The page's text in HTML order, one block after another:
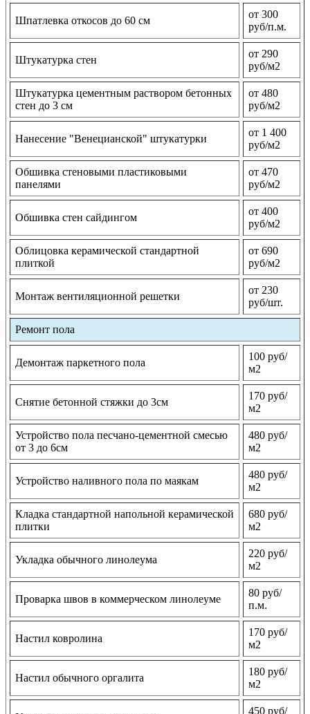
Шпатлевка откосов до 60 см
от 300
руб/п.м.
Штукатурка стен
от 290
руб/м2
Штукатурка цементным раствором бетонных
стен до 3 см
от 480
руб/м2
Нанесение "Венецианской" штукатурки
от 1 400
руб/м2
Обшивка стеновыми пластиковыми
панелями
от 470
руб/м2
Обшивка стен сайдингом
от 400
руб/м2
Облицовка керамической стандартной
плиткой
от 690
руб/м2
Монтаж вентиляционной решетки
от 230
руб/шт.
Ремонт пола
Демонтаж паркетного пола
100 руб/
м2
Снятие бетонной стяжки до 3см
170 руб/
м2
Устройство пола песчано-цементной смесью
от 3 до 6см
480 руб/
м2
Устройство наливного пола по маякам
480 руб/
м2
Кладка стандартной напольной керамической
плитки
680 руб/
м2
Укладка обычного линолеума
220 руб/
м2
Проварка швов в коммерческом линолеуме
80 руб/
п.м.
Настил ковролина
170 руб/
м2
Настил обычного оргалита
180 руб/
м2
450 руб/